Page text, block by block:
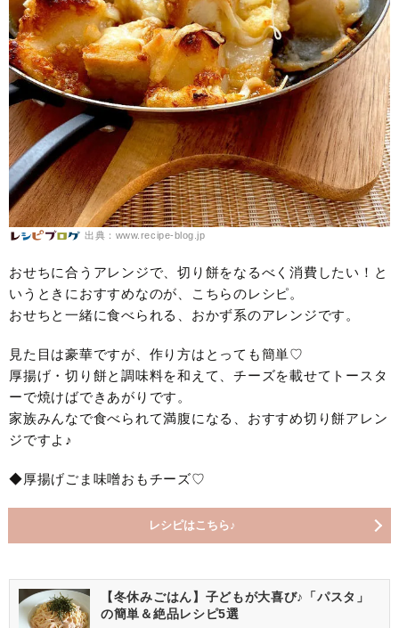
出典：www.recipe-blog.jp
おせちに合うアレンジで、切り餅をなるべく消費したい！と
いうときにおすすめなのが、こちらのレシピ。
おせちと一緒に食べられる、おかず系のアレンジです。
見た目は豪華ですが、作り方はとっても簡単♡
厚揚げ・切り餅と調味料を和えて、チーズを載せてトースタ
ーで焼けばできあがりです。
家族みんなで食べられて満腹になる、おすすめ切り餅アレン
ジですよ♪
◆厚揚げごま味噌おもチーズ♡
レシピはこちら♪
【冬休みごはん】子どもが大喜び♪「パスタ」
の簡単＆絶品レシピ5選